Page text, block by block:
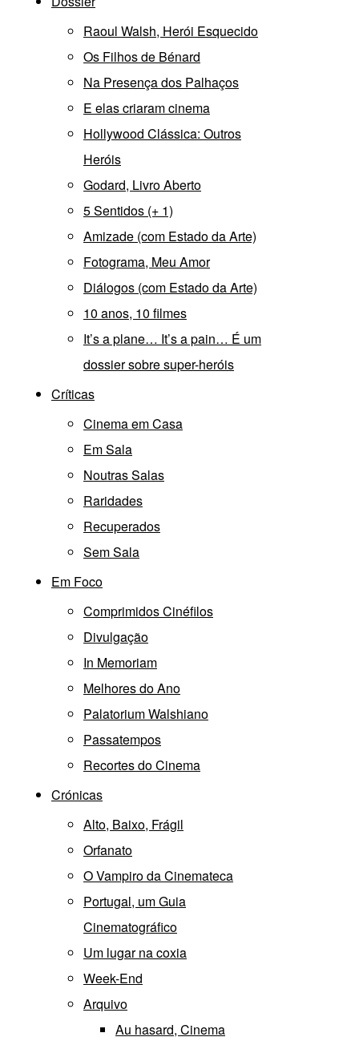
Raoul Walsh, Herói Esquecido
Os Filhos de Bénard
Na Presença dos Palhaços
E elas criaram cinema
Hollywood Clássica: Outros
Heróis
Godard, Livro Aberto
5 Sentidos (+ 1)
Amizade (com Estado da Arte)
Fotograma, Meu Amor
Diálogos (com Estado da Arte)
10 anos, 10 filmes
It’s a plane… It’s a pain… É um
dossier sobre super-heróis
Críticas
Cinema em Casa
Em Sala
Noutras Salas
Raridades
Recuperados
Sem Sala
Em Foco
Comprimidos Cinéfilos
Divulgação
In Memoriam
Melhores do Ano
Palatorium Walshiano
Passatempos
Recortes do Cinema
Crónicas
Alto, Baixo, Frágil
Orfanato
O Vampiro da Cinemateca
Portugal, um Guia
Cinematográfico
Um lugar na coxia
Week-End
Arquivo
Au hasard, Cinema